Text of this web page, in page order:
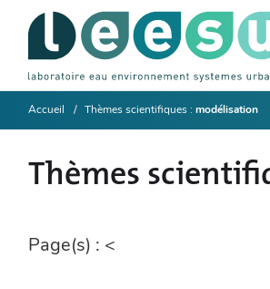
Accueil Thèmes scientifiques modélisation
Thèmes
Page(s) : <